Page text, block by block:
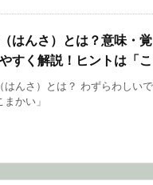
はんさ）とは？意味・
すく解説！ヒントは「こ
はんさ）とは？ わずらわしい
まかい」